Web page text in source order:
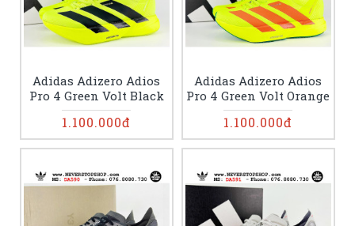
Adidas Adizero Adios
Pro 4 Green Volt Black
1.100.000đ
Adidas Adizero Adios
Pro 4 Green Volt Orange
1.100.000đ